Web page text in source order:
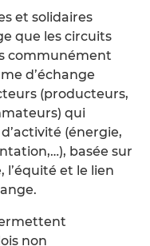
et solidaires
que les circuits
communément
d’échange
(producteurs,
qui
(énergie,
basée sur
l’équité et le lien
non